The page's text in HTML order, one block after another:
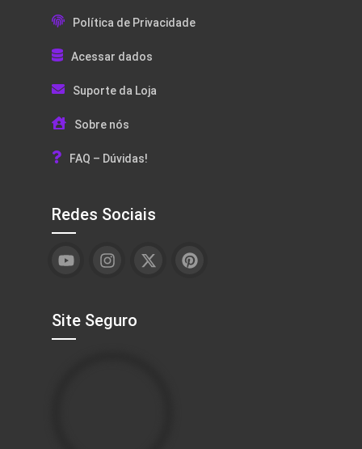
Política de Privacidade
Acessar dados
Suporte da Loja
Sobre nós
FAQ – Dúvidas!
Redes Sociais
Site Seguro